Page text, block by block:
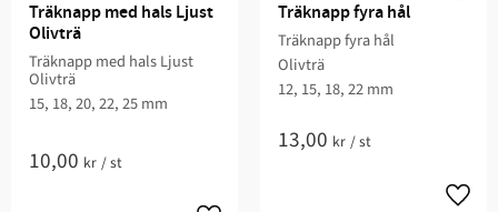
Träknapp med hals Ljust
Olivträ
Träknapp med hals Ljust
Olivträ
15, 18, 20, 22, 25 mm
10,00 kr /st
Träknapp fyra hål
Träknapp fyra hål
Olivträ
12, 15, 18, 22 mm
13,00 kr /st